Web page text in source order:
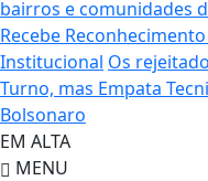
bairros e comunidades
Recebe
Institucional Os
Turno, mas Empata
Bolsonaro
EM ALTA
MENU